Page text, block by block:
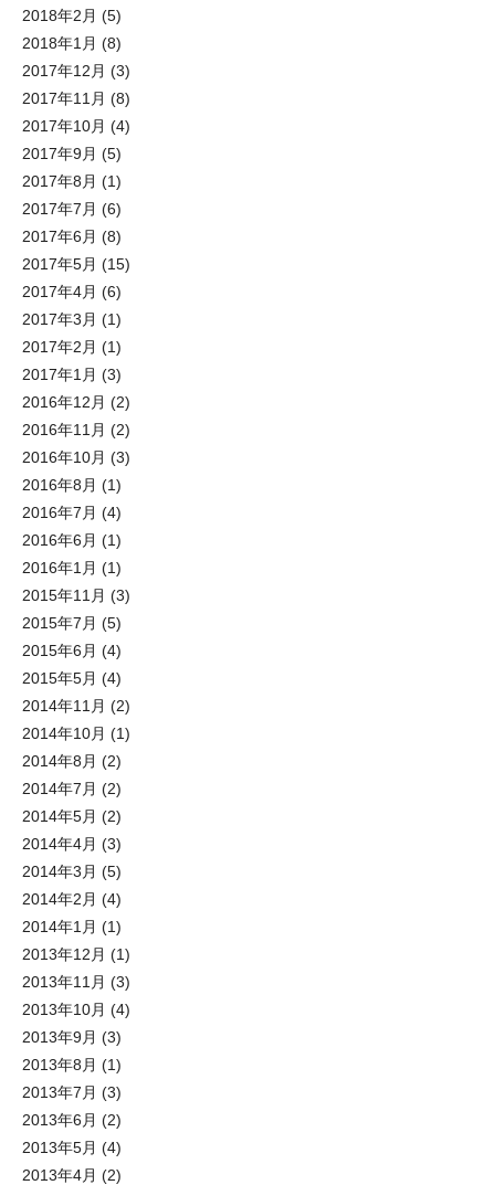
2018年2月 (5)
2018年1月 (8)
2017年12月 (3)
2017年11月 (8)
2017年10月 (4)
2017年9月 (5)
2017年8月 (1)
2017年7月 (6)
2017年6月 (8)
2017年5月 (15)
2017年4月 (6)
2017年3月 (1)
2017年2月 (1)
2017年1月 (3)
2016年12月 (2)
2016年11月 (2)
2016年10月 (3)
2016年8月 (1)
2016年7月 (4)
2016年6月 (1)
2016年1月 (1)
2015年11月 (3)
2015年7月 (5)
2015年6月 (4)
2015年5月 (4)
2014年11月 (2)
2014年10月 (1)
2014年8月 (2)
2014年7月 (2)
2014年5月 (2)
2014年4月 (3)
2014年3月 (5)
2014年2月 (4)
2014年1月 (1)
2013年12月 (1)
2013年11月 (3)
2013年10月 (4)
2013年9月 (3)
2013年8月 (1)
2013年7月 (3)
2013年6月 (2)
2013年5月 (4)
2013年4月 (2)